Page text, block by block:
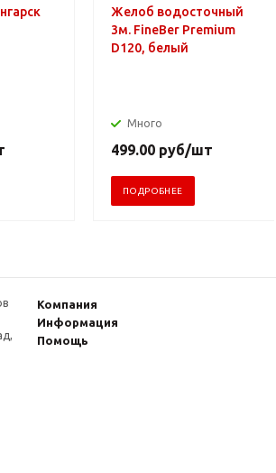
Желоб водосточный
3м. FineBer Premium
D120, белый
Много
499.00 руб/шт
ПОДРОБНЕЕ
Компания
Информация
Помощь